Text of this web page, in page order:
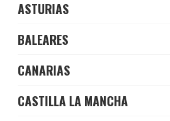
ASTURIAS
BALEARES
CANARIAS
CASTILLA LA MANCHA